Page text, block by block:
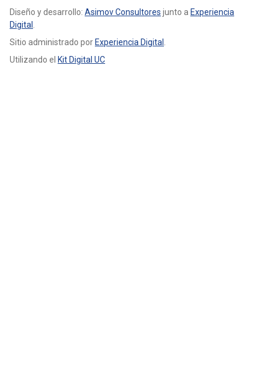
Diseño y desarrollo: Asimov Consultores junto a Experiencia
Digital
Sitio administrado por Experiencia Digital
Utilizando el Kit Digital UC